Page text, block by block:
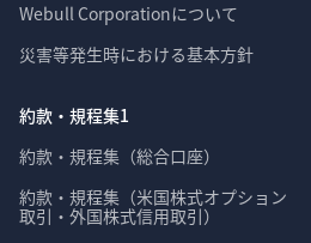
Webull Corporationについて
災害等発生時における基本方針
約款・規程集1
約款・規程集（総合口座）
約款・規程集（米国株式オプション
取引・外国株式信用取引）